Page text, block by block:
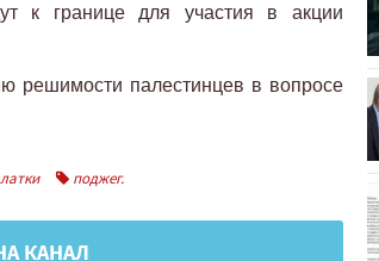
к границе для участия в акции
решимости палестинцев в вопросе
поджег.
КАНАЛ